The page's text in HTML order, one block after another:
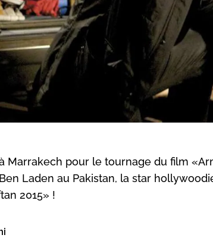
Marrakech pour le tournage du film
Ben Laden au Pakistan, la star
2015» !